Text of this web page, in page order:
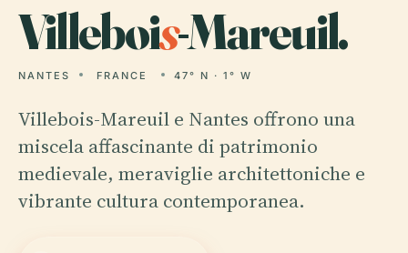
Villebois-Mareuil.
NANTES FRANCE 47° N · 1° W
Villebois-Mareuil e Nantes offrono una
miscela affascinante di patrimonio
medievale, meraviglie architettoniche e
vibrante cultura contemporanea.